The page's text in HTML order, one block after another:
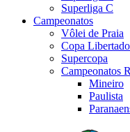
Superliga C
Campeonatos
Vôlei de Praia
Copa
Supercopa
Campeonatos
Mineiro
Paulista